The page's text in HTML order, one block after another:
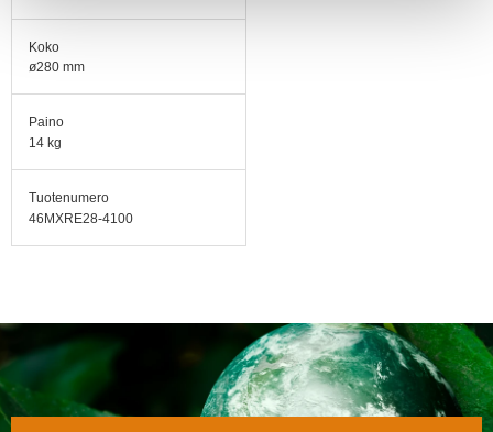
Koko
ø280 mm
Paino
14 kg
Tuotenumero
46MXRE28-4100